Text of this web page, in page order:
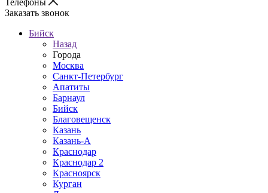
Телефоны
Заказать звонок
Бийск
Назад
Города
Москва
Санкт-Петербург
Апатиты
Барнаул
Бийск
Благовещенск
Казань
Казань-А
Краснодар
Краснодар 2
Красноярск
Курган